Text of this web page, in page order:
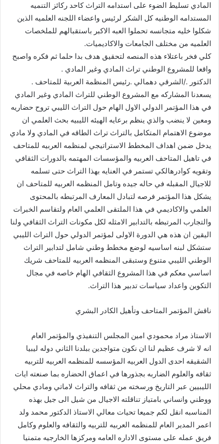
المادي تسليط الضوء على استدامه التراث كاحد ركائز التنميه
المستدامه الوطنيه كل الشكر لرئيس واعضاء اللجنه العلميه الذين
شكلوا خليه متجانسه تحملوا العبه الاكبر باستقبالهم للملخصات
العلميه من مختلف الجامعات والاكاديميات.
كلي فخر باعتلاء هذه المنصه لتحقيق هدف بدا حلما ثم فكره واصبح
واقعا للمشروع الوطني تراث المادي وغير المادي .
الدكتور ./الشرقي دهمالي .رئيس المنظمة العربية للمتاحف .
يسعدنا المشاركه مع المشروع الوطني للتراث المادي وغير المادي
في هذا المؤتمر الدولي الاول الهام حول التراث الليبي تروح حضاريه
ومعين لا ينضب والذي ينظم برعايه الهيئه الليبيه بحث العلمي ان
موضوع الاهتمام المتكامل بالتراث تراث الطاقه في المادي ولا مادي
يدخل ضمن اهداف المخطط الاستراتيجي لمنظمه العربيه للمتاحف
في تاهيل المتاحف العربيه والمؤسسات المهتمه بالدورات الثقافي
وتقويه كوادرهالكي تستمر في العنايه بهذا التراث حتى تسلمه
للاجيال المقبله في حاله جيده وتامل المنظمه العربيه للمتاحف ان
يشكل هذا المؤتمر فرصه لتبادل المعارف المرتبطه بالمحتوى
العلمي والاكاديمي في هذا الملتقى العلمي العام ولتقاسم الخبرات
والتجارب المرتبطه بالتدابير الامثله لكل مكونات التراث الثقافي ولنا
اليقين ان هذه هي الدورة الاولى لمؤتمر الدولي حول التراث الليبي
ستشكل لبنه اساسيه لوضع مخطط وطني شامل لتدابير التراث
الوطني الليبي متنوع وستبقى المنظمه العربيه للمتاحف شريك
اساسي معكم في هذا المشروع الثقافي الهام خاصه في مجال
التكوين واعداد سياسات تدبير هذا التراث.
ناقش المؤتمر المتاحف وتأهيل الكادر البشري
الاستاذ مراد محمودي امين المجلس التنفيذي والمؤتمر العام
انه لا شرف عظيم لنا ان نكون متواجدين ببلدنا الثاني دوله ليبيا
الشقيقه احدى الدول العربيه المؤسسه للمنظمه العربيه للتربيه
ثقافه والعلوم الضاربه بجذورها في اعماق الحضاره بما صنعته ايات
الليبيين عبر التاريخ ورسخته من ثقافه والتراث لاماتي ومادي محلي
ووطني وانساني بامتياز تناقلته الاجيال من شيل الى جيل بهذه
المناسبه انقل لكم جميعا تحيات معالي الاستاذ الدكتور محمد ولد
اعمر المدير العام للمنظمه العربيه للتربيه والثقافه والعلوم وكامل
فريق عمله على مستوى الاداره العامه ومركزها الخارجيه متمنيا